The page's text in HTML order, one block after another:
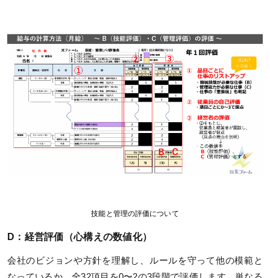
技能と管理の評価について
D：経営評価（心構えの数値化）
会社のビジョンや方針を理解し、ルールを守って他の模範と